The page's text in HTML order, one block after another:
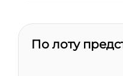
По лоту